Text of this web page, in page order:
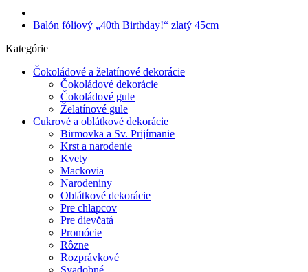
Balón fóliový „40th Birthday!“ zlatý 45cm
Kategórie
Čokoládové a želatínové dekorácie
Čokoládové dekorácie
Čokoládové gule
Želatínové gule
Cukrové a oblátkové dekorácie
Birmovka a Sv. Prijímanie
Krst a narodenie
Kvety
Mackovia
Narodeniny
Oblátkové dekorácie
Pre chlapcov
Pre dievčatá
Promócie
Rôzne
Rozprávkové
Svadobné